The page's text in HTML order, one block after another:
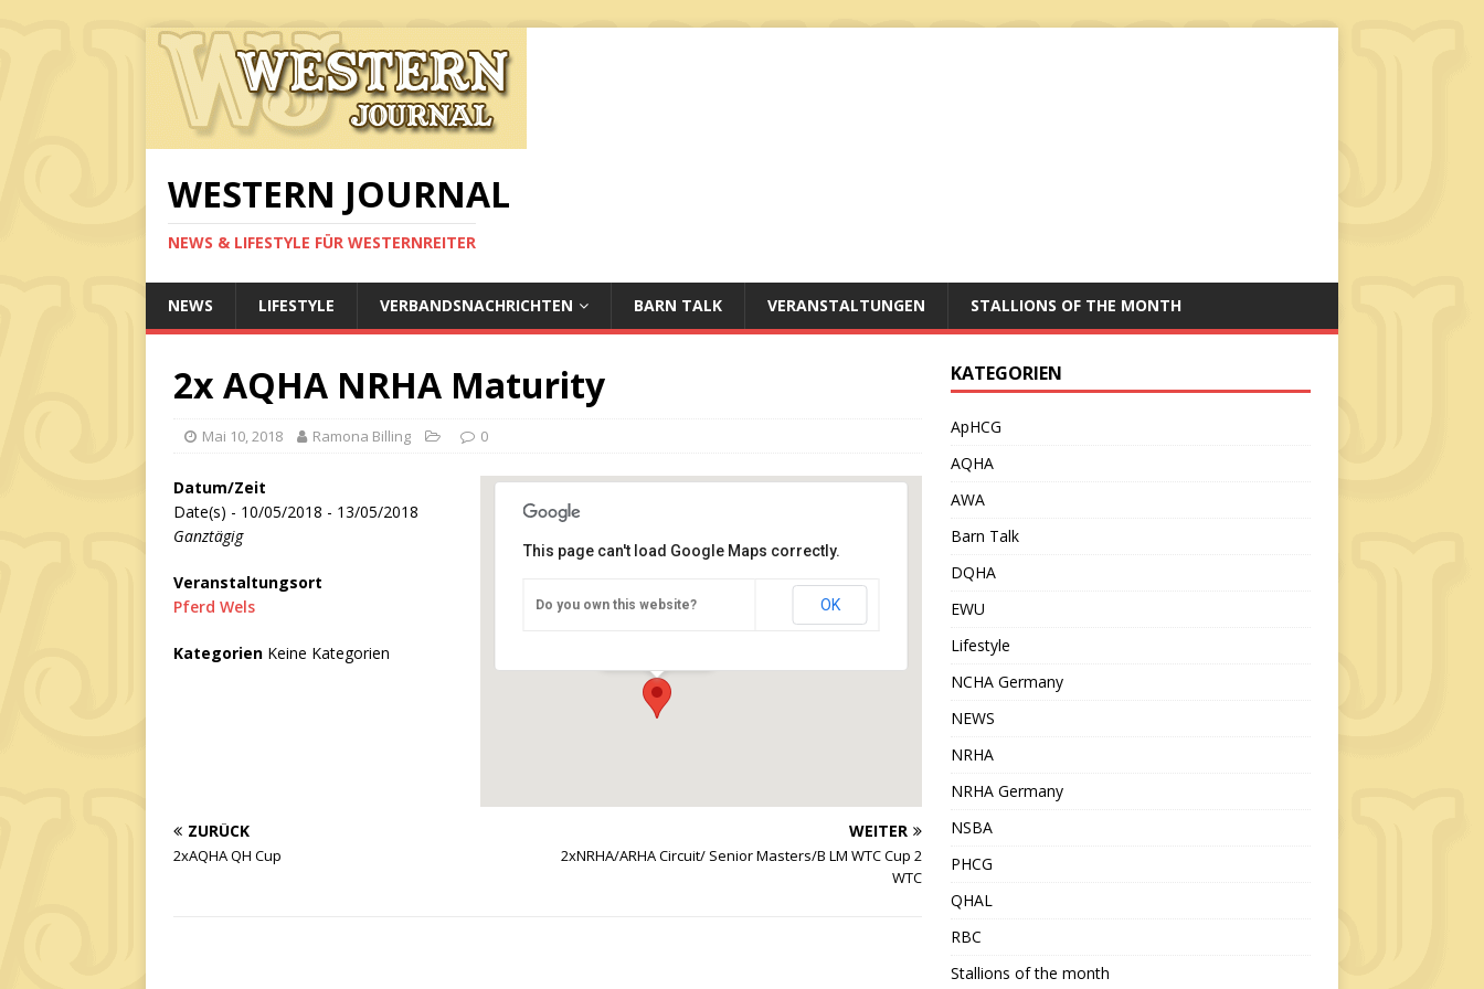
WESTERN JOURNAL
NEWS & LIFESTYLE FÜR WESTERNREITER
NEWS LIFESTYLE VERBANDSNACHRICHTEN BARN TALK VERANSTALTUNGEN STALLIONS OF THE MONTH
2x AQHA NRHA Maturity
Mai 10, 2018 Ramona Billing 0
Pferd Wels
This page can't load Google Maps correctly.
Do you own this website? OK
Datum/Zeit
Date(s) - 10/05/2018 - 13/05/2018
Ganztägig
Veranstaltungsort
Pferd Wels
Kategorien Keine Kategorien
ZURÜCK
2xAQHA QH Cup
WEITER
2xNRHA/ARHA Circuit/ Senior Masters/B LM WTC Cup 2
WTC
KATEGORIEN
ApHCG
AQHA
AWA
Barn Talk
DQHA
EWU
Lifestyle
NCHA Germany
NEWS
NRHA
NRHA Germany
NSBA
PHCG
QHAL
RBC
Stallions of the month